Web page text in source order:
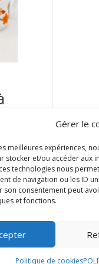
Gérer le
meilleures expériences,
stocker et/ou accéder aux
technologies nous
de navigation ou les ID
son consentement peut
et fonctions.
Politique de cookies
CONCOURS